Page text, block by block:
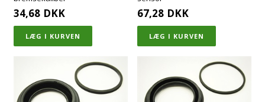
34,68 DKK 67,28 DKK